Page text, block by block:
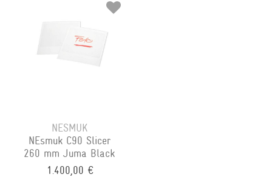
NESMUK
NEsmuk C90 Slicer
260 mm Juma Black
1.400,00 €